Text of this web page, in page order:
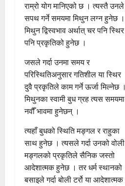
राम्रो योग मानिएको छ । त्यस्तै उनले
सपथ गर्ने समयमा मिथुन लग्न हुनेछ ।
मिथुन द्विस्वभाव अर्थात् चर पनि स्थिर
पनि प्रकृतिको हुनेछ ।
जसले गर्दा उनमा समय र
परिस्थितिअनुसार गतिशील या स्थिर
दुवै प्रकृतिले काम गर्ने ऊर्जा मिल्नेछ ।
मिथुनका स्वामी बुध ग्रह त्यस समयमा
नवौँ भावमा हुनेछन् ।
त्यहाँ बुधको स्थिति मङ्गल र राहुका
साथ हुनेछ । त्यसले गर्दा उनको वोली
मङ्गलको प्रकृतिले सैनिक जस्तो
आदेशात्मक हुनेछ । तर धर्म स्थानको
बसाइले गर्दा बोली टर्रो या आदेशात्मक